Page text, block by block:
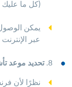
(كل ما عليك
يمكن
عبر
8. تحديد موعد
نظرًا لأن